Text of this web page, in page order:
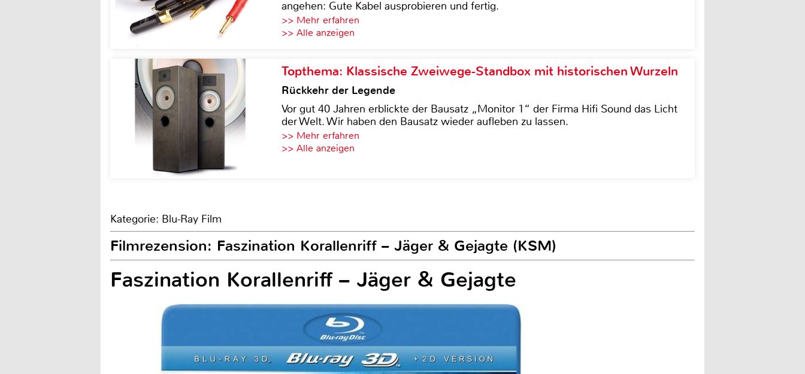
angehen: Gute Kabel ausprobieren und fertig.
>> Mehr erfahren
>> Alle anzeigen
Topthema: Klassische Zweiwege-Standbox mit historischen Wurzeln
Rückkehr der Legende
Vor gut 40 Jahren erblickte der Bausatz „Monitor 1“ der Firma Hifi Sound das Licht
der Welt. Wir haben den Bausatz wieder aufleben zu lassen.
>> Mehr erfahren
>> Alle anzeigen
Kategorie: Blu-Ray Film
Filmrezension: Faszination Korallenriff – Jäger & Gejagte (KSM)
Faszination Korallenriff – Jäger & Gejagte